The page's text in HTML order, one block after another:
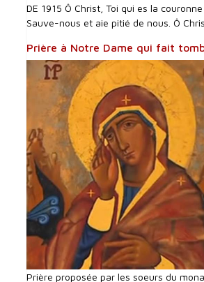
DE 1915 Ô Christ, Toi qui es la couronne
Sauve-nous et aie pitié de nous. Ô
Prière à Notre Dame qui fait
Prière proposée par les soeurs du